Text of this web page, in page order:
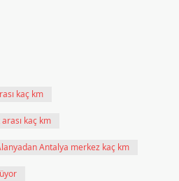
kaç km
kaç km
Antalya merkez kaç km